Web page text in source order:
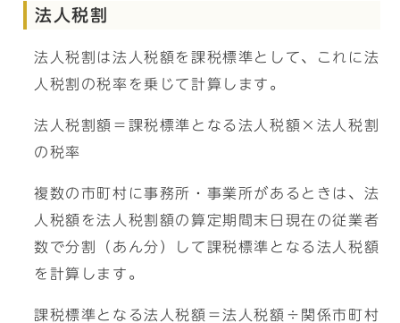
法人税割
法人税割は法人税額を課税標準として、これに法
人税割の税率を乗じて計算します。
法人税割額＝課税標準となる法人税額×法人税割
の税率
複数の市町村に事務所・事業所があるときは、法
人税額を法人税割額の算定期間末日現在の従業者
数で分割（あん分）して課税標準となる法人税額
を計算します。
課税標準となる法人税額＝法人税額÷関係市町村